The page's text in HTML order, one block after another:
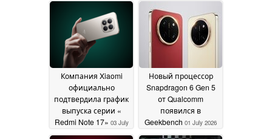
Ultra, Vivo X500 Ultra
и Oppo Find X10 Ultra
12 July 2026
поколения
09 July 2026
Компания Xiaomi
официально
подтвердила график
выпуска серии «
Redmi Note 17» 03 July
2026
Новый процессор
Snapdragon 6 Gen 5
от Qualcomm
появился в
Geekbench 01 July 2026